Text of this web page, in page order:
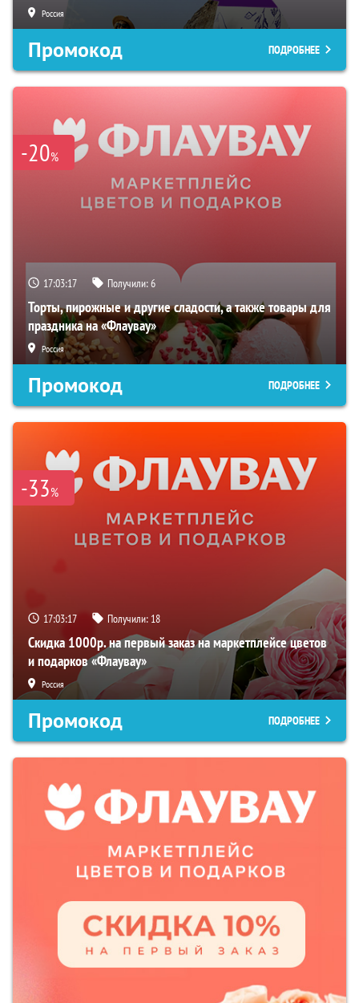
Россия
Промокод ПОДРОБНЕЕ
-20%
17:03:16 Получили:6
Торты, пирожные и другие сладости, а также товары для
праздника на «Флаувау»
Россия
Промокод ПОДРОБНЕЕ
-33%
17:03:16 Получили: 18
Скидка 1000р. на первый заказ на маркетплейсе цветов
и подарков «Флаувау»
Россия
Промокод ПОДРОБНЕЕ